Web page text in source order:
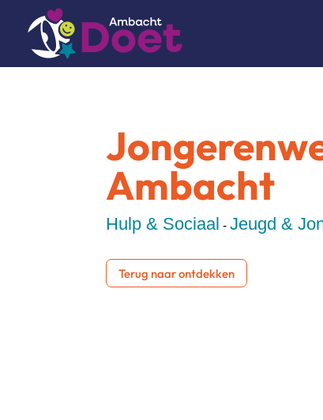
Ambacht
Hulp & Sociaal -Jeugd &
Terug naar ontdekken